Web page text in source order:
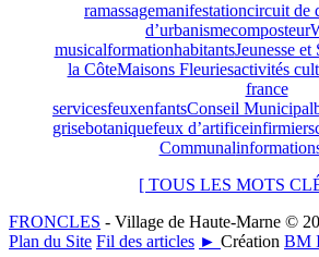
ramassagemanifestationcircuit de
d’urbanismecomposteur
musicalformationhabitantsJeunesse et
la CôteMaisons Fleuriesactivités
france
servicesfeuxenfantsConseil Municipal
grisebotaniquefeux d’artificeinfirmiers
Communal
[ TOUS LES MOTS
FRONCLES - Village de Haute-Marne ©
Plan du Site Fil des articles ► Création BM